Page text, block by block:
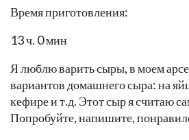
Время приготовления:
13 ч. 0 мин
Я люблю варить сыры, в моем
вариантов домашнего сыра: на
кефире и т.д. Этот сыр я считаю
Попробуйте, напишите,